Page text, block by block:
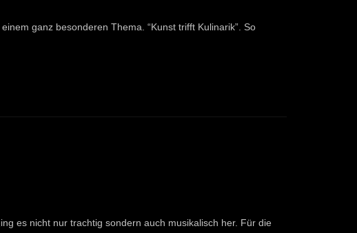
ganz besonderen Thema. “Kunst trifft Kulinarik”. So
es nicht nur trachtig sondern auch musikalisch her. Für die